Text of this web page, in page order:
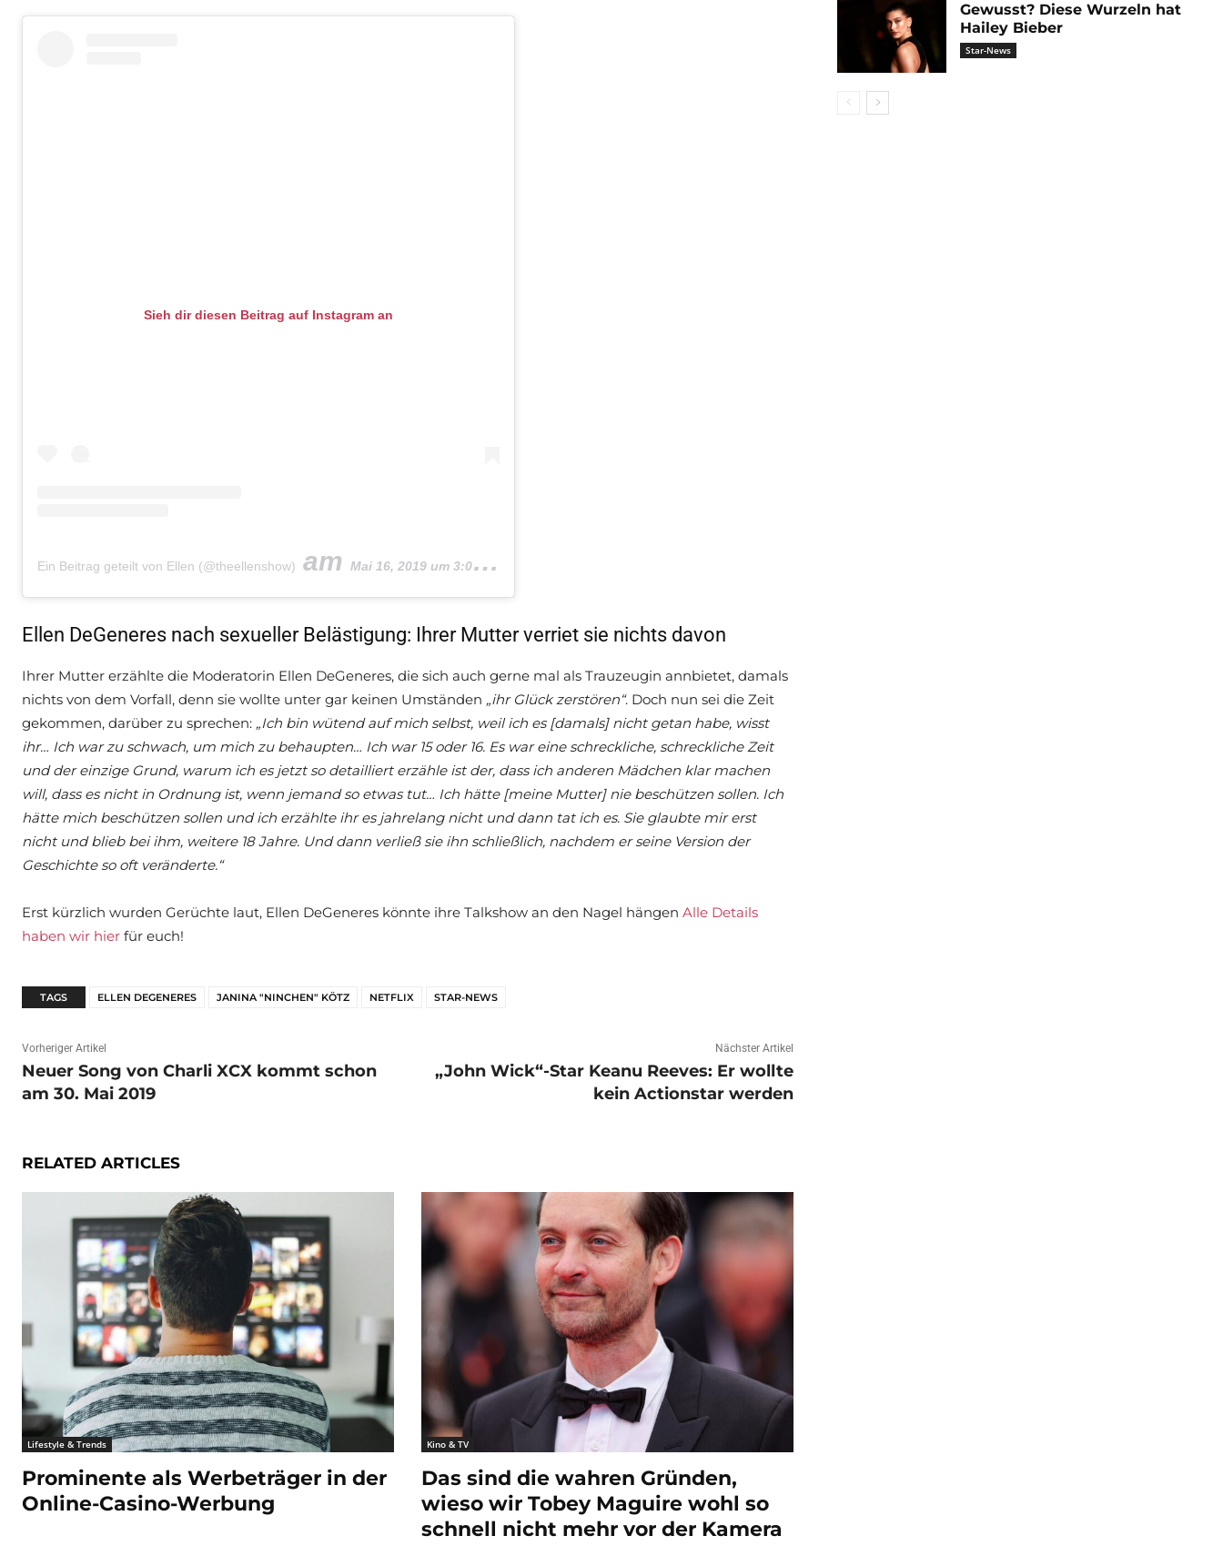
Sieh dir diesen Beitrag auf Instagram an
Ein Beitrag geteilt von Ellen (@theellenshow) am Mai 16, 2019 um 3:00 PDT
Ellen DeGeneres nach sexueller Belästigung: Ihrer Mutter verriet sie nichts davon
Ihrer Mutter erzählte die Moderatorin Ellen DeGeneres, die sich auch gerne mal als Trauzeugin annbietet, damals
nichts von dem Vorfall, denn sie wollte unter gar keinen Umständen „ihr Glück zerstören“. Doch nun sei die Zeit
gekommen, darüber zu sprechen: „Ich bin wütend auf mich selbst, weil ich es [damals] nicht getan habe, wisst
ihr… Ich war zu schwach, um mich zu behaupten… Ich war 15 oder 16. Es war eine schreckliche, schreckliche Zeit
und der einzige Grund, warum ich es jetzt so detailliert erzähle ist der, dass ich anderen Mädchen klar machen
will, dass es nicht in Ordnung ist, wenn jemand so etwas tut… Ich hätte [meine Mutter] nie beschützen sollen. Ich
hätte mich beschützen sollen und ich erzählte ihr es jahrelang nicht und dann tat ich es. Sie glaubte mir erst
nicht und blieb bei ihm, weitere 18 Jahre. Und dann verließ sie ihn schließlich, nachdem er seine Version der
Geschichte so oft veränderte.“
Erst kürzlich wurden Gerüchte laut, Ellen DeGeneres könnte ihre Talkshow an den Nagel hängen Alle Details
haben wir hier für euch!
TAGS ELLEN DEGENERES JANINA "NINCHEN" KÖTZ NETFLIX STAR-NEWS
Vorheriger Artikel
Neuer Song von Charli XCX kommt schon
am 30. Mai 2019
Nächster Artikel
„John Wick“-Star Keanu Reeves: Er wollte
kein Actionstar werden
RELATED ARTICLES
Lifestyle & Trends
Prominente als Werbeträger in der
Online-Casino-Werbung
Kino & TV
Das sind die wahren Gründen,
wieso wir Tobey Maguire wohl so
schnell nicht mehr vor der Kamera
Gewusst? Diese Wurzeln hat
Hailey Bieber
Star-News